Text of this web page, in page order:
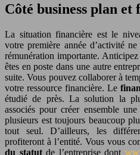
Côté business plan et
La situation financière est le
votre première année d’activité
rémunération importante.
êtes en poste dans une autre
suite. Vous pouvez collaborer à
votre ressource financière. Le
étudié de près. La solution la
associés pour créer ensemble
plusieurs est toujours beaucoup
tout seul. D’ailleurs, les
profiteront à l’entité. Vous vous
du statutde l’entreprise dont